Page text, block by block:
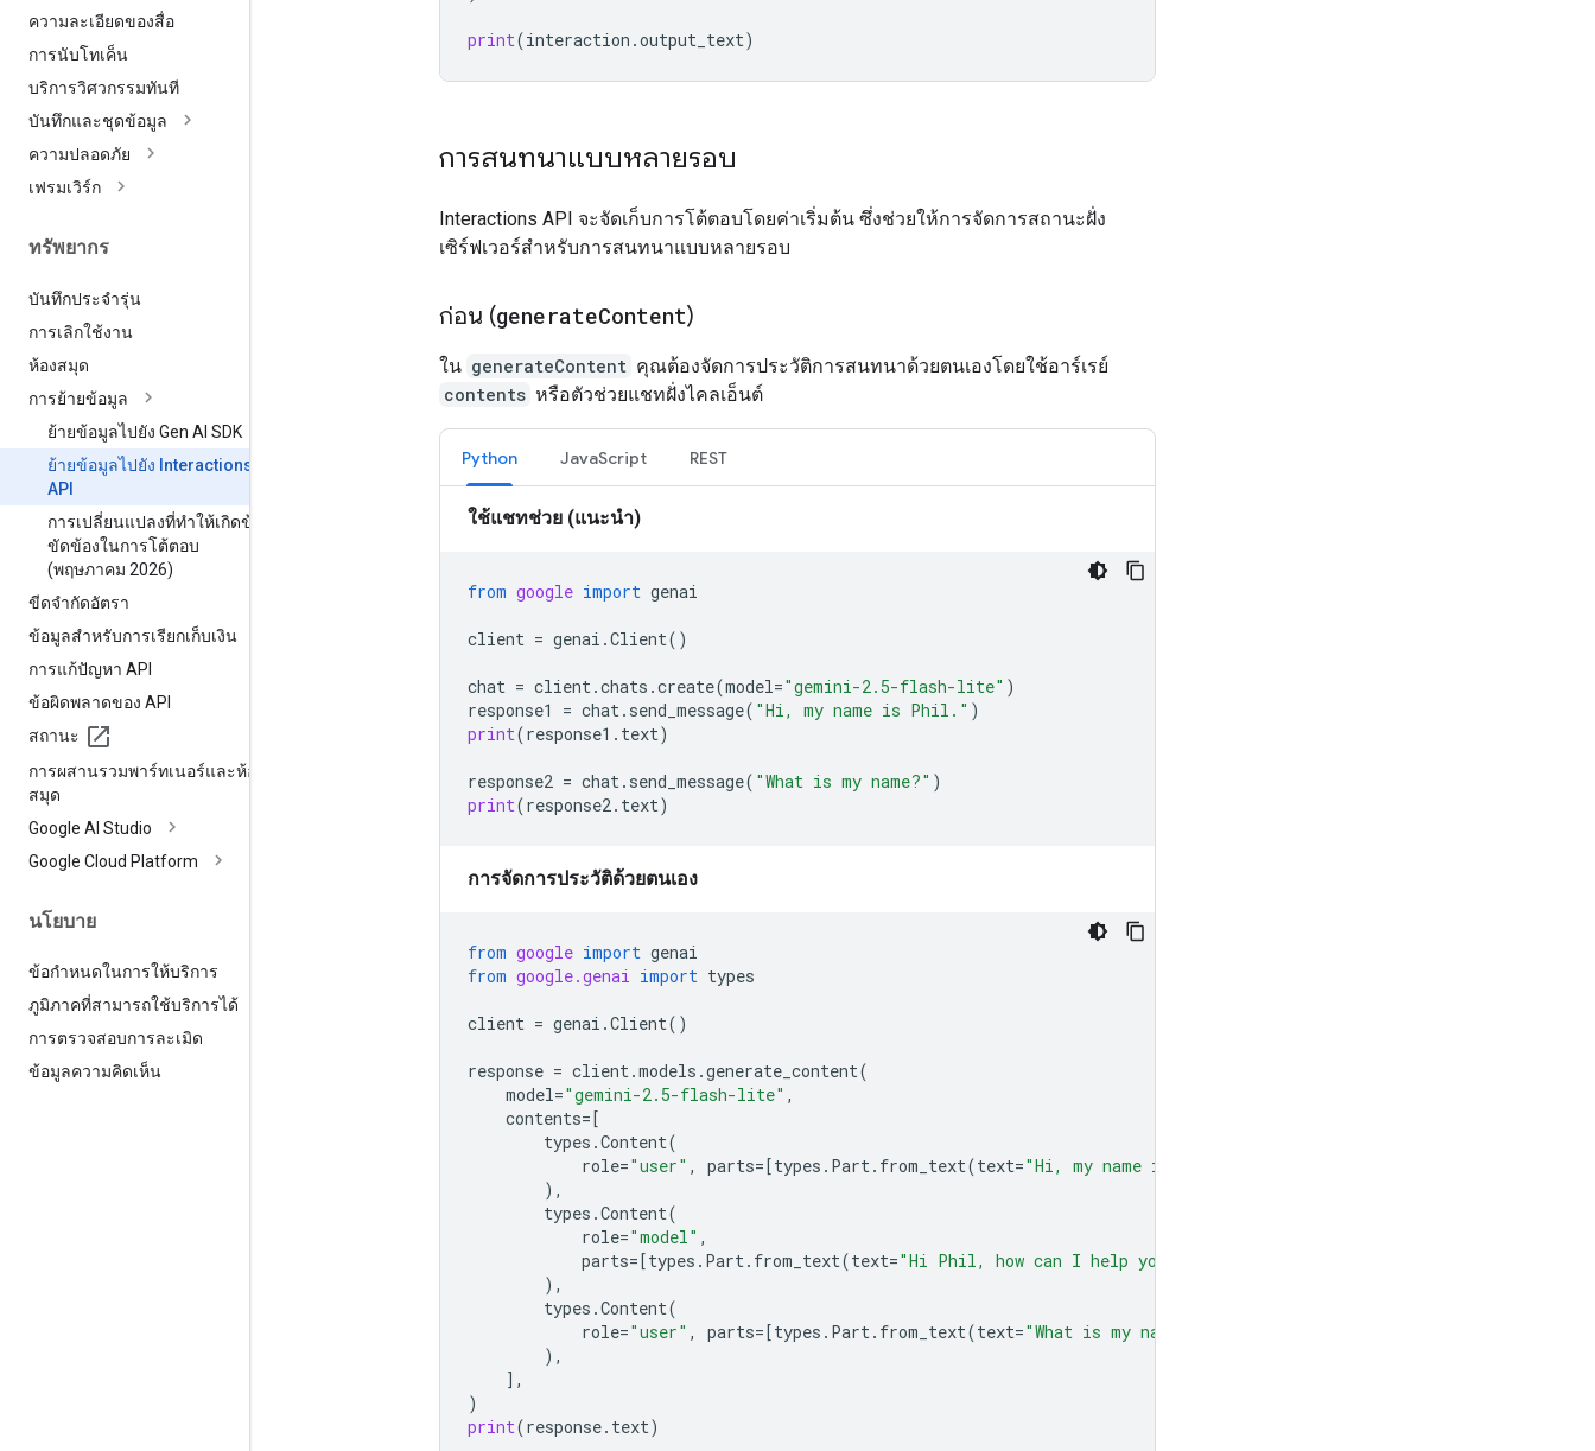
ความละเอียดของสื่อ
การนับโทเค็น
บริการวิศวกรรมทันที
บันทึกและชุดข้อมูล
ความปลอดภัย
เฟรมเวิร์ก
ทรัพยากร
บันทึกประจำรุ่น
การเลิกใช้งาน
ห้องสมุด
การย้ายข้อมูล
ย้ายข้อมูลไปยัง Gen AI SDK
ย้ายข้อมูลไปยัง Interactions
API
การเปลี่ยนแปลงที่ทำให้เกิดข้อ
ขัดข้องในการโต้ตอบ
(พฤษภาคม 2026)
ขีดจำกัดอัตรา
ข้อมูลสำหรับการเรียกเก็บเงิน
การแก้ปัญหา API
ข้อผิดพลาดของ API
สถานะ
การผสานรวมพาร์ทเนอร์และห้อง
สมุด
Google AI Studio
Google Cloud Platform
นโยบาย
ข้อกำหนดในการให้บริการ
ภูมิภาคที่สามารถใช้บริการได้
การตรวจสอบการละเมิด
ข้อมูลความคิดเห็น
print(interaction .output_text)
การสนทนาแบบหลายรอบ
Interactions API จะจัดเก็บการโต้ตอบโดยค่าเริ่มต้น ซึ่งช่วยให้การจัดการสถานะฝั่ง
เซิร์ฟเวอร์สำหรับการสนทนาแบบหลายรอบ
ก่อน (generateContent)
ใน generateContent คุณต้องจัดการประวัติการสนทนาด้วยตนเองโดยใช้อาร์เรย์
contents หรือตัวช่วยแชทฝั่งไคลเอ็นต์
Python JavaScript REST
ใช้แชทช่วย (แนะนำ)
from google import genai
client = genai .Client()
chat = client.chats .create(model="gemini-2.5-flash-lite" )
response1
= chat. send_message( "Hi, my name is Phil." )
print(response1 . text)
response2 = chat. send_message( "What is my name?" )
print(response2. text)
การจัดการประวัติด้วยตนเอง
from google import genai
from google.genai import types
client = genai .Client()
response = client.models .generate_content(
model="gemini-2.5-flash-lite" ,
contents=[
types .Content(
role="user" , parts=[types . Part. from_text(text="Hi, my name is Phil."
),
types .Content(
role="model" ,
parts=[types . Part. from_text(text="Hi Phil, how can I help you?"
),
types .Content(
role="user" , parts=[types . Part. from_text(text="What is my name?"
),
],
)
print(response. text)